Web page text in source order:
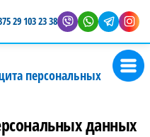
29 103 23 38
персональных
данных